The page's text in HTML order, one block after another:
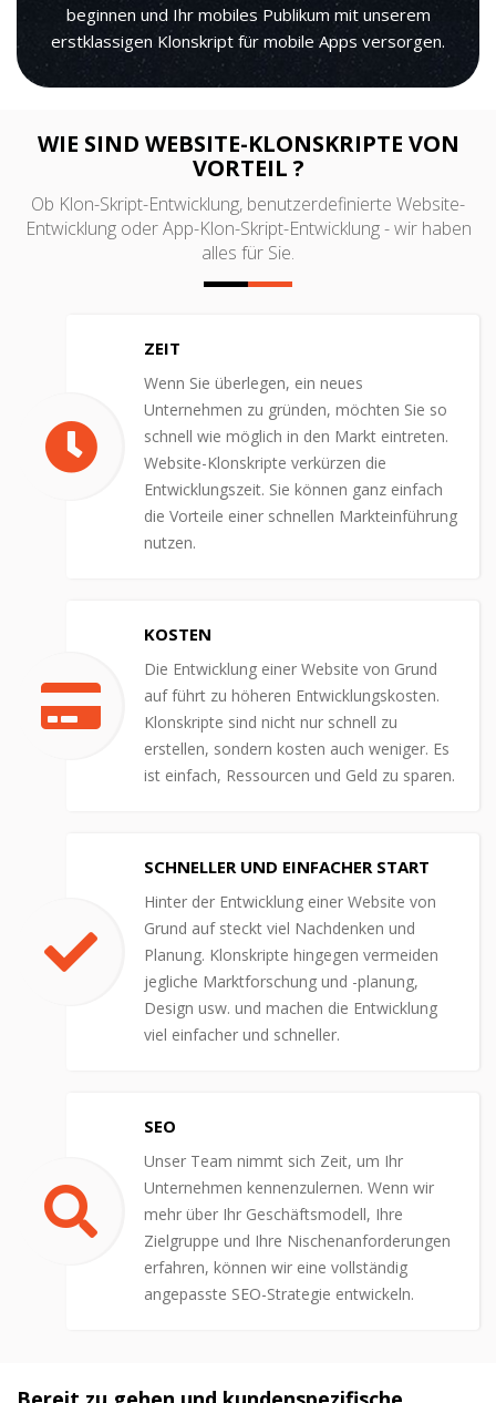
beginnen und Ihr mobiles Publikum mit unserem
erstklassigen Klonskript für mobile Apps versorgen.
WIE SIND WEBSITE-KLONSKRIPTE VON
VORTEIL ?
Ob Klon-Skript-Entwicklung, benutzerdefinierte Website-
Entwicklung oder App-Klon-Skript-Entwicklung - wir haben
alles für Sie.
ZEIT
Wenn Sie überlegen, ein neues
Unternehmen zu gründen, möchten Sie so
schnell wie möglich in den Markt eintreten.
Website-Klonskripte verkürzen die
Entwicklungszeit. Sie können ganz einfach
die Vorteile einer schnellen Markteinführung
nutzen.
KOSTEN
Die Entwicklung einer Website von Grund
auf führt zu höheren Entwicklungskosten.
Klonskripte sind nicht nur schnell zu
erstellen, sondern kosten auch weniger. Es
ist einfach, Ressourcen und Geld zu sparen.
SCHNELLER UND EINFACHER START
Hinter der Entwicklung einer Website von
Grund auf steckt viel Nachdenken und
Planung. Klonskripte hingegen vermeiden
jegliche Marktforschung und -planung,
Design usw. und machen die Entwicklung
viel einfacher und schneller.
SEO
Unser Team nimmt sich Zeit, um Ihr
Unternehmen kennenzulernen. Wenn wir
mehr über Ihr Geschäftsmodell, Ihre
Zielgruppe und Ihre Nischenanforderungen
erfahren, können wir eine vollständig
angepasste SEO-Strategie entwickeln.